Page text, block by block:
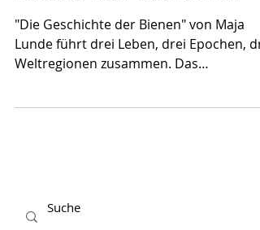
Untrennbar verbunden -
Bienen und Menschen
"Die Geschichte der Bienen" von Maja